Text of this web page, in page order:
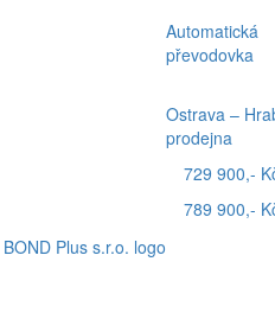
Automatická
převodovka
Ostrava –
prodejna
729 900,-
789 900,-